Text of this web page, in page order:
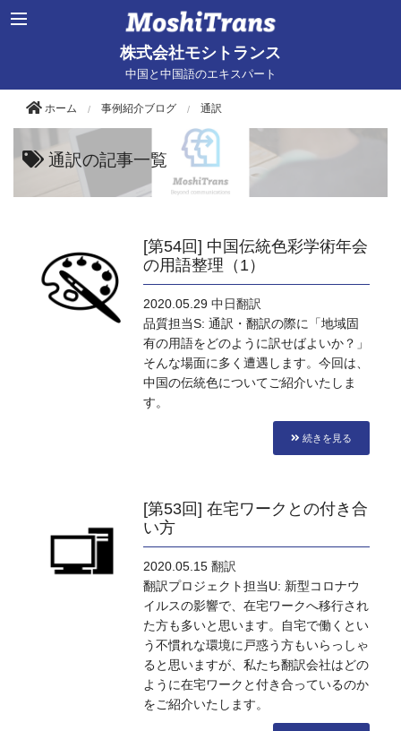
株式会社モシトランス
中国と中国語のエキスパート
ホーム 事例紹介ブログ 通訳
通訳の記事一覧
[第54回] 中国伝統色彩学術年会
の用語整理（1）
2020.05.29 中日翻訳
品質担当S: 通訳・翻訳の際に「地域固
有の用語をどのように訳せばよいか？」
そんな場面に多く遭遇します。今回は、
中国の伝統色についてご紹介いたしま
す。
続きを見る
[第53回] 在宅ワークとの付き合
い方
2020.05.15 翻訳
翻訳プロジェクト担当U: 新型コロナウ
イルスの影響で、在宅ワークへ移行され
た方も多いと思います。自宅で働くとい
う不慣れな環境に戸惑う方もいらっしゃ
ると思いますが、私たち翻訳会社はどの
ように在宅ワークと付き合っているのか
をご紹介いたします。